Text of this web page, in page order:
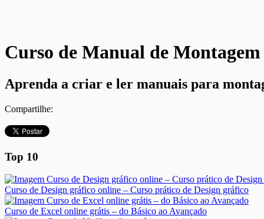
Curso de Manual de
Aprenda a criar e ler manuais para
Compartilhe:
Top 10
Curso de Design gráfico online – Curso prático de Design gráfico
Curso de Excel online grátis – do Básico ao Avançado